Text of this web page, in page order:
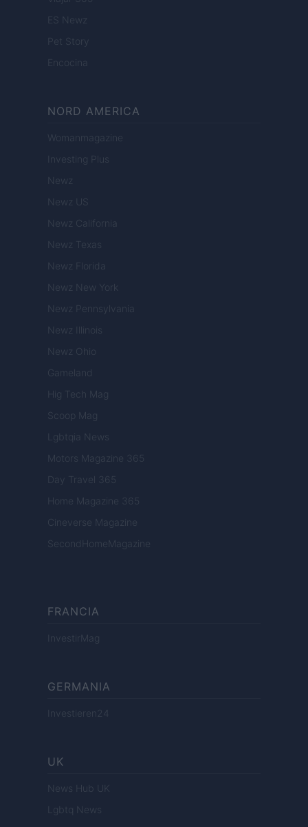
ES Newz
Pet Story
Encocina
NORD AMERICA
Womanmagazine
Investing Plus
Newz
Newz US
Newz California
Newz Texas
Newz Florida
Newz New York
Newz Pennsylvania
Newz Illinois
Newz Ohio
Gameland
Hig Tech Mag
Scoop Mag
Lgbtqia News
Motors Magazine 365
Day Travel 365
Home Magazine 365
Cineverse Magazine
SecondHomeMagazine
FRANCIA
InvestirMag
GERMANIA
Investieren24
UK
News Hub UK
Lgbtq News